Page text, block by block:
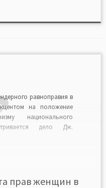
равноправия в
на положение
национального
дело Дж.
прав женщин в